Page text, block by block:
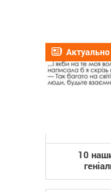
Актуально
10